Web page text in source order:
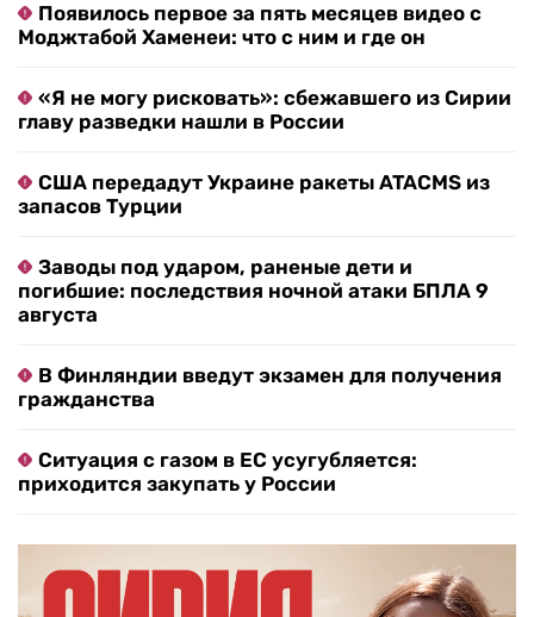
Появилось первое за пять месяцев видео с
Моджтабой Хаменеи: что с ним и где он
«Я не могу рисковать»: сбежавшего из Сирии
главу разведки нашли в России
США передадут Украине ракеты ATACMS из
запасов Турции
Заводы под ударом, раненые дети и
погибшие: последствия ночной атаки БПЛА 9
августа
В Финляндии введут экзамен для получения
гражданства
Ситуация с газом в ЕС усугубляется:
приходится закупать у России